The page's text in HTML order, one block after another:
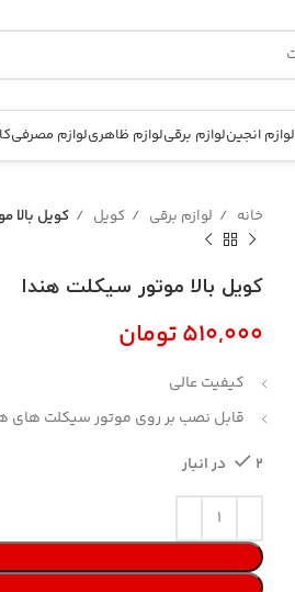
لوازم انجینلوازم برقیلوازم ظاهریلوازم مصرفی
خانه
لوازم برقی کویل کویل بالا
کویل بالا موتور سیکلت هندا
تومان
کیفیت عالی
قابل نصب بر روی موتور سیکلت های هندا 125 ، 150
2 در انبار